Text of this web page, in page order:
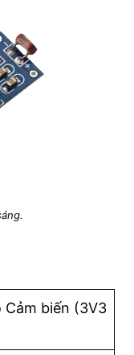
biến (3V3